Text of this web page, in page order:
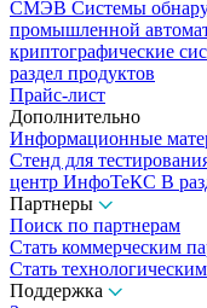
СМЭВ Системы
промышленной
криптографические
раздел продуктов
Прайс-лист
Дополнительно
Информационные
Стенд для
центр ИнфоТеКС В
Партнеры
Поиск по партнерам
Стать коммерческим
Стать
Поддержка